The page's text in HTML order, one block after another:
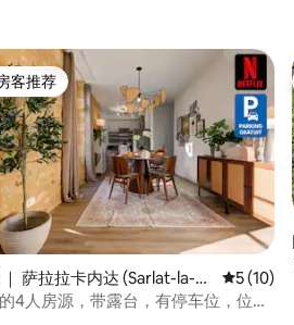
满分 5 分），共 28 条评价
「房客推荐」
客推荐
萨拉拉卡内达 (Sarlat-la-C
平均评分
5 (10)
4人房源，带露台，有停车位，位于